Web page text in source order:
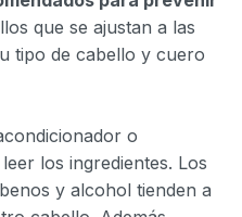
que se ajustan a las
tipo de cabello y cuero
o
los ingredientes. Los
y alcohol tienden a